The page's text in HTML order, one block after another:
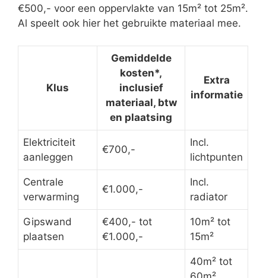
€500,- voor een oppervlakte van 15m² tot 25m².
Al speelt ook hier het gebruikte materiaal mee.
Klus
Gemiddelde
kosten*,
inclusief
materiaal, btw
en plaatsing
Extra
informatie
Elektriciteit
aanleggen
€700,-
Incl.
lichtpunten
Centrale
verwarming
€1.000,-
Incl.
radiator
Gipswand
plaatsen
€400,- tot
€1.000,-
10m² tot
15m²
40m² tot